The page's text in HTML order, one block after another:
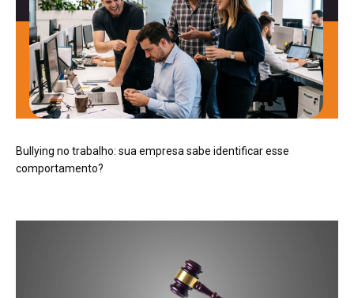
Bullying no trabalho: sua empresa sabe identificar esse
comportamento?